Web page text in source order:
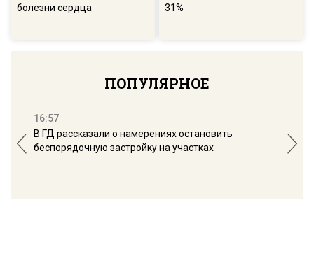
болезни сердца
31%
ПОПУЛЯРНОЕ
16:57
В ГД рассказали о намерениях остановить
беспорядочную застройку на участках